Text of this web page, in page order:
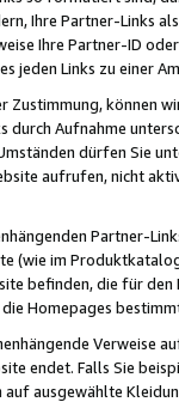
Ihre Partner-Links
Ihre Partner-ID
jeden Links zu einer
Zustimmung, können
durch Aufnahme
dürfen Sie
aufrufen, nicht
Partner-
(wie im
befinden, die für
Homepages
endet. Falls Sie
ausgewählte